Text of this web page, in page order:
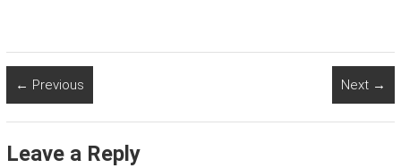
← Previous Next →
Leave a Reply